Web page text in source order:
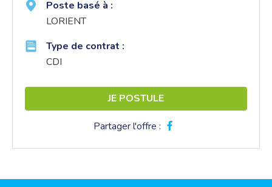
Poste basé à :
LORIENT
Type de contrat :
CDI
JE POSTULE
Partager l'offre :